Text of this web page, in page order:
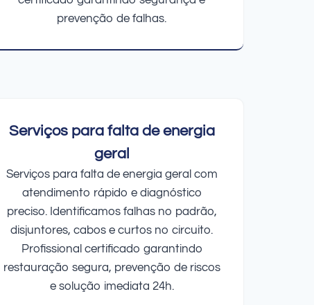
prevenção de falhas.
Serviços para falta de energia
geral
Serviços para falta de energia geral com
atendimento rápido e diagnóstico
preciso. Identificamos falhas no padrão,
disjuntores, cabos e curtos no circuito.
Profissional certificado garantindo
restauração segura, prevenção de riscos
e solução imediata 24h.